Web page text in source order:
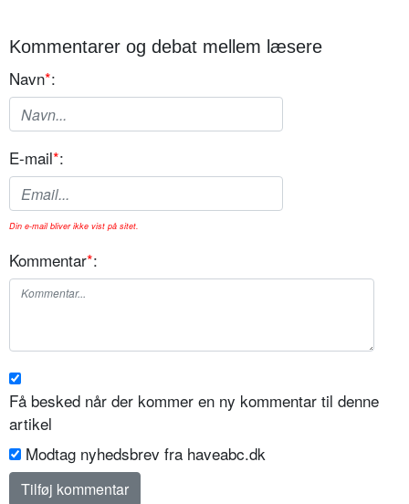
Kommentarer og debat mellem læsere
Navn*:
E-mail*:
Din e-mail bliver ikke vist på sitet.
Kommentar*:
Få besked når der kommer en ny kommentar til denne
artikel
Modtag nyhedsbrev fra haveabc.dk